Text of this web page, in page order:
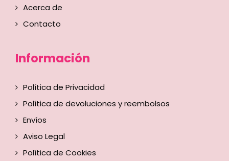
Acerca de
Contacto
Información
Política de Privacidad
Política de devoluciones y reembolsos
Envíos
Aviso Legal
Política de Cookies